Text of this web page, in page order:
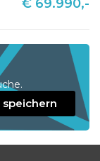
€ 69.990,-
speichern